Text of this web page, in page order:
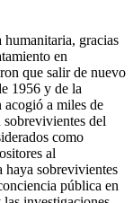
humanitaria, gracias
en
que salir de nuevo
1956 y de la
acogió a miles de
del
como
al
haya sobrevivientes
pública en